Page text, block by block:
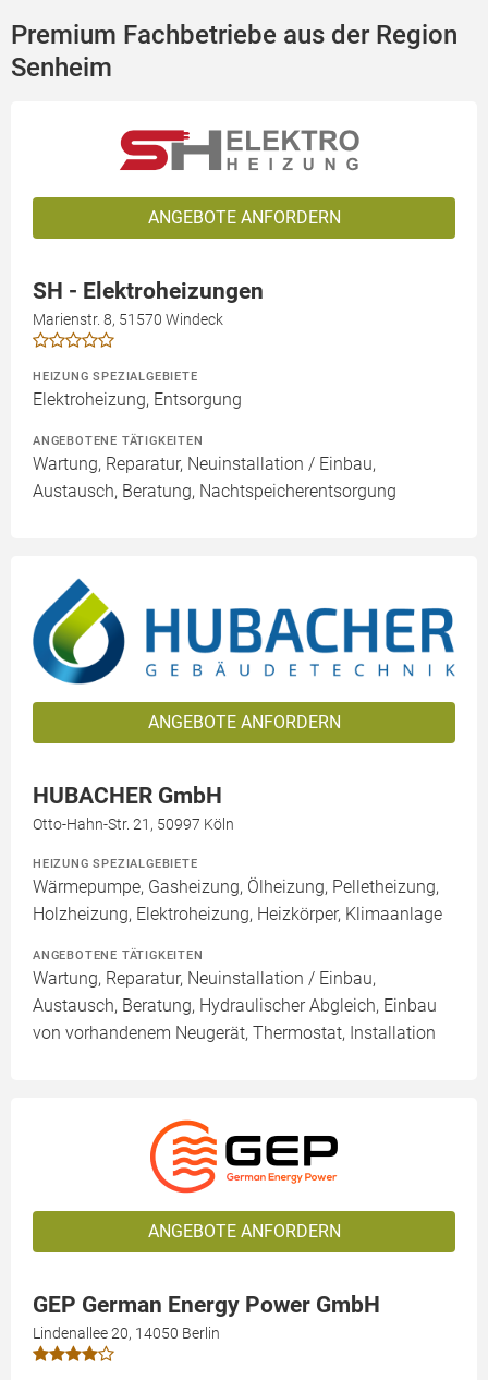
Premium Fachbetriebe aus der Region
Senheim
ANGEBOTE ANFORDERN
SH - Elektroheizungen
Marienstr. 8, 51570 Windeck
HEIZUNG SPEZIALGEBIETE
Elektroheizung, Entsorgung
ANGEBOTENE TÄTIGKEITEN
Wartung, Reparatur, Neuinstallation / Einbau,
Austausch, Beratung, Nachtspeicherentsorgung
ANGEBOTE ANFORDERN
HUBACHER GmbH
Otto-Hahn-Str. 21, 50997 Köln
HEIZUNG SPEZIALGEBIETE
Wärmepumpe, Gasheizung, Ölheizung, Pelletheizung,
Holzheizung, Elektroheizung, Heizkörper, Klimaanlage
ANGEBOTENE TÄTIGKEITEN
Wartung, Reparatur, Neuinstallation / Einbau,
Austausch, Beratung, Hydraulischer Abgleich, Einbau
von vorhandenem Neugerät, Thermostat, Installation
ANGEBOTE ANFORDERN
GEP German Energy Power GmbH
Lindenallee 20, 14050 Berlin